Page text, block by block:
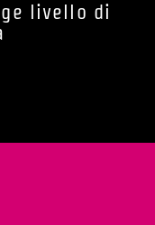
livello di